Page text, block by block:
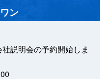
ン
説明会の予約開始しま